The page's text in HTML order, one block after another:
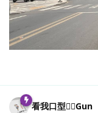
看我口型：Gun